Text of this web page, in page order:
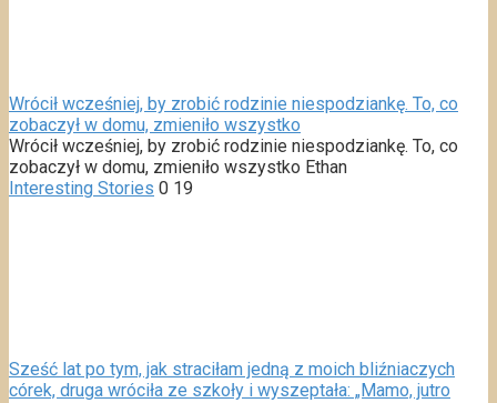
Wrócił wcześniej, by zrobić rodzinie niespodziankę. To, co
zobaczył w domu, zmieniło wszystko
Wrócił wcześniej, by zrobić rodzinie niespodziankę. To, co
zobaczył w domu, zmieniło wszystko Ethan
Interesting Stories 0 19
Sześć lat po tym, jak straciłam jedną z moich bliźniaczych
córek, druga wróciła ze szkoły i wyszeptała: „Mamo, jutro